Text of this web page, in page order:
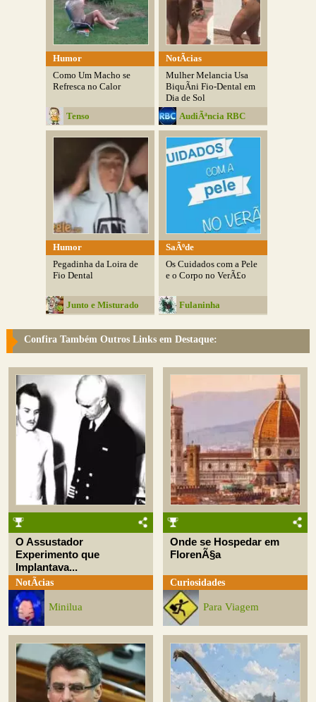
Humor
Como Um Macho se
Refresca no Calor
Tenso
NotÃ­cias
Mulher Melancia Usa
BiquÃ­ni Fio-Dental em
Dia de Sol
AudiÃªncia RBC
Humor
Pegadinha da Loira de
Fio Dental
Junto e Misturado
SaÃºde
Os Cuidados com a Pele
e o Corpo no VerÃ£o
Fulaninha
Confira Também Outros Links em Destaque:
O Assustador
Experimento que
Implantava...
NotÃ­cias
Minilua
Onde se Hospedar em
FlorenÃ§a
Curiosidades
Para Viagem